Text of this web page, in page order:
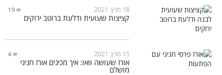
18 מרץ, 2021 19
קציצות שעועית ודלעת ברוטב ירוקים
15 מרץ, 2021 4
אורז שעושה וואו: איך מכינים אורז חגיגי
מושלם